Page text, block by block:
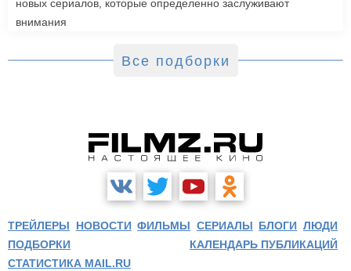
новых сериалов, которые определенно заслуживают
внимания
Все подборки
ТРЕЙЛЕРЫ НОВОСТИ ФИЛЬМЫ СЕРИАЛЫ БЛОГИ ЛЮДИ
ПОДБОРКИ
КАЛЕНДАРЬ ПУБЛИКАЦИЙ
СТАТИСТИКА MAIL.RU